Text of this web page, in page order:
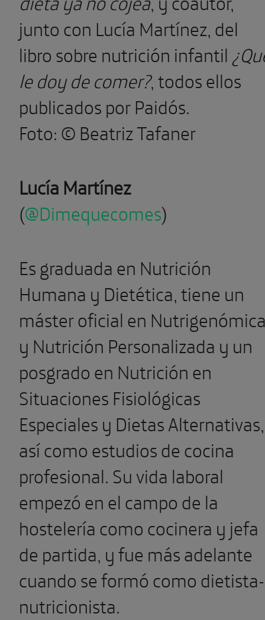
junto con Lucía Martínez, del
libro sobre nutrición infantil
le doy de comer?, todos ellos
publicados por Paidós.
Foto: © Beatriz Tafaner
Lucía Martínez
(@Dimequecomes)
Es graduada en Nutrición
Humana y Dietética, tiene un
máster oficial en
y Nutrición Personalizada y un
posgrado en Nutrición en
Situaciones Fisiológicas
Especiales y Dietas Alternativas,
así como estudios de cocina
profesional. Su vida laboral
empezó en el campo de la
hostelería como cocinera y jefa
de partida, y fue más adelante
cuando se formó como dietista-
nutricionista.